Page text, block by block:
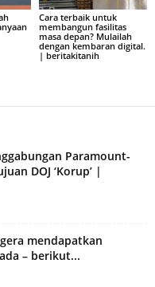
Cara terbaik untuk
membangun fasilitas
masa depan? Mulailah
dengan kembaran digital.
| beritakitanih
Paramount-
DOJ ‘Korup’ |
mendapatkan
– berikut...